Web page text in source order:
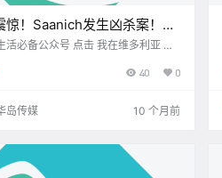
惊！Saanich发生凶杀案！
回顾被下药经历，提醒新生
众号 点击 我在维多利亚 关
周过半 是不是已经开始 期待周末
40 0
岛传媒 10 个月前